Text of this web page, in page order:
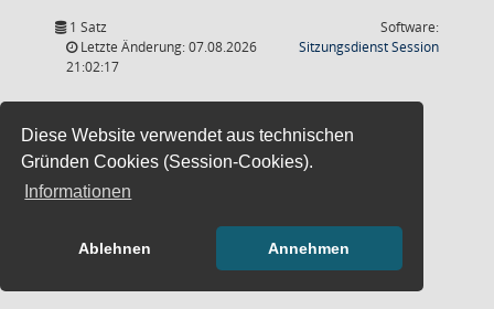
Diese Website verwendet aus technischen
Gründen Cookies (Session-Cookies).
Informationen
Ablehnen Annehmen
1 Satz
Letzte Änderung: 07.08.2026
21:02:17
Software:
SitzungsdienstSession(Wird in